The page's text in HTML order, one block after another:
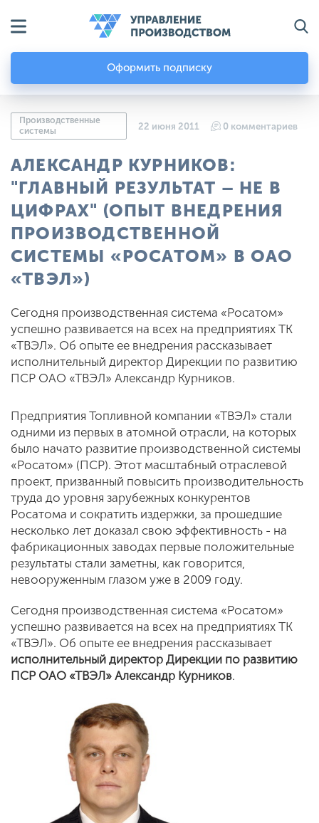
Оформить подписку
Производственные
системы
22 июня 2011 0 комментариев
АЛЕКСАНДР КУРНИКОВ:
"ГЛАВНЫЙ РЕЗУЛЬТАТ – НЕ В
ЦИФРАХ" (ОПЫТ ВНЕДРЕНИЯ
ПРОИЗВОДСТВЕННОЙ
СИСТЕМЫ «РОСАТОМ» В ОАО
«ТВЭЛ»)
Сегодня производственная система «Росатом»
успешно развивается на всех на предприятиях ТК
«ТВЭЛ». Об опыте ее внедрения рассказывает
исполнительный директор Дирекции по развитию
ПСР ОАО «ТВЭЛ» Александр Курников.
Предприятия Топливной компании «ТВЭЛ» стали
одними из первых в атомной отрасли, на которых
было начато развитие производственной системы
«Росатом» (ПСР). Этот масштабный отраслевой
проект, призванный повысить производительность
труда до уровня зарубежных конкурентов
Росатома и сократить издержки, за прошедшие
несколько лет доказал свою эффективность - на
фабрикационных заводах первые положительные
результаты стали заметны, как говорится,
невооруженным глазом уже в 2009 году.
Сегодня производственная система «Росатом»
успешно развивается на всех на предприятиях ТК
«ТВЭЛ». Об опыте ее внедрения рассказывает
исполнительный директор Дирекции по развитию
ПСР ОАО «ТВЭЛ» Александр Курников.